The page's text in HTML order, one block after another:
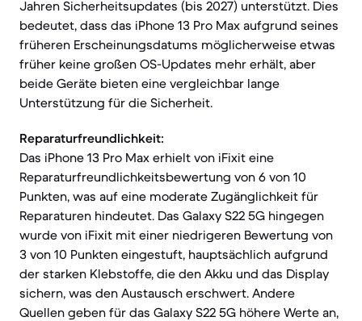
Jahren Sicherheitsupdates (bis 2027) unterstützt. Dies
bedeutet, dass das iPhone 13 Pro Max aufgrund seines
früheren Erscheinungsdatums möglicherweise etwas
früher keine großen OS-Updates mehr erhält, aber
beide Geräte bieten eine vergleichbar lange
Unterstützung für die Sicherheit.
Reparaturfreundlichkeit:
Das iPhone 13 Pro Max erhielt von iFixit eine
Reparaturfreundlichkeitsbewertung von 6 von 10
Punkten, was auf eine moderate Zugänglichkeit für
Reparaturen hindeutet. Das Galaxy S22 5G hingegen
wurde von iFixit mit einer niedrigeren Bewertung von
3 von 10 Punkten eingestuft, hauptsächlich aufgrund
der starken Klebstoffe, die den Akku und das Display
sichern, was den Austausch erschwert. Andere
Quellen geben für das Galaxy S22 5G höhere Werte an,